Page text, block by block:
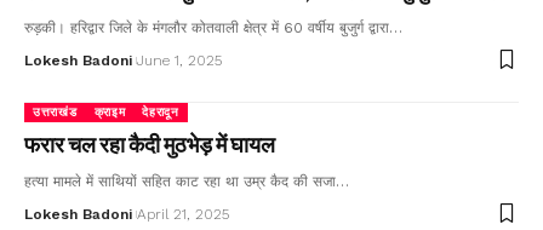
रुड़की। हरिद्वार जिले के मंगलौर कोतवाली क्षेत्र में 60 वर्षीय बुजुर्ग द्वारा…
Lokesh Badoni June 1, 2025
उत्तराखंड क्राइम देहरादून
फरार चल रहा कैदी मुठभेड़ में घायल
हत्या मामले में साथियों सहित काट रहा था उम्र कैद की सजा…
Lokesh Badoni April 21, 2025